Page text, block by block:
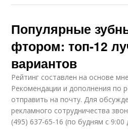
Популярные
фтором: топ-12
вариантов
Рейтинг составлен на основе
Рекомендации и дополнения по
отправить на почту. Для
рекламного сотрудничества
(495) 637-65-16 (по будням с 9:00